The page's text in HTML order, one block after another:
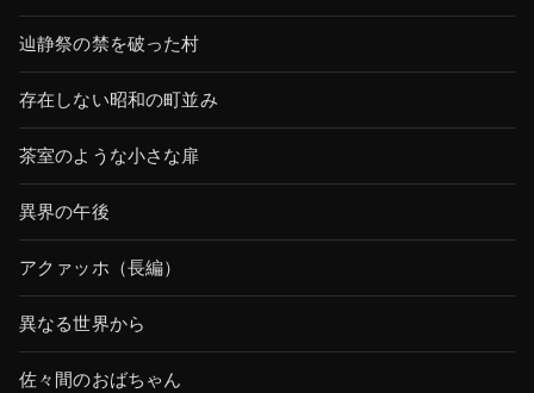
辿静祭の禁を破った村
存在しない昭和の町並み
茶室のような小さな扉
異界の午後
アクァッホ（長編）
異なる世界から
佐々間のおばちゃん